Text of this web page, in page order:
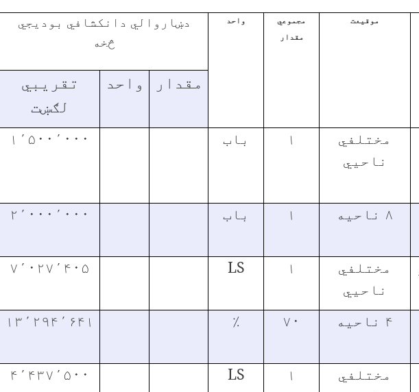
موقیعت
مجموعي
مقدار
واحد
دښاروالي دانکشافي بودیجي
څخه
مقدار واحد
تقریبي
لګښت
مختلفي
ناحیي
۱ باب ۱٬۵۰۰٬۰۰۰
۸ ناحیه ۱ باب ۲٬۰۰۰٬۰۰۰
مختلفي
ناحیي
۱ LS ۷٬۰۲۷٬۴۰۵
۴ ناحیه ۷۰ ٪ ۱۳٬۲۹۴٬۶۴۱
مختلفي
۱ LS ۴٬۴۳۷٬۵۰۰